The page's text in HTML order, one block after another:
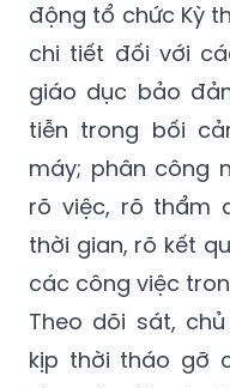
phối hợp với các
Tiếp tục rà soát
động tổ chức Kỳ
chi tiết đối với
giáo dục bảo
tiễn trong bối
máy; phân công
rõ việc, rõ thẩm
thời gian, rõ kết
các công việc